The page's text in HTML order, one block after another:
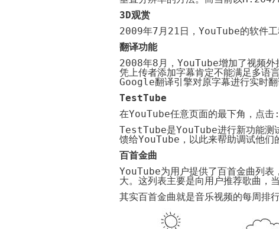
3D观赏
2009年7月 21日， YouTube的软件
翻译功能
2008年8月， YouTube增加了视频外
凭上传者添加字幕肯定不能满足多语
Google翻译引擎对原字幕进行实时翻
TestTube
在YouTube任意页面的最下角，点击:
TestTube是YouTube进行新功能测
馈给YouTube ，以此来帮助调试他
百首金曲
YouTube为用户提供了百首金曲列
大。这列表主要是向用户推荐歌曲，
其实百首金曲就是音乐视频的每周排